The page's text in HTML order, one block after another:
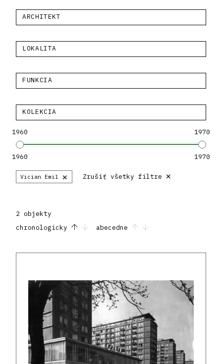
ARCHITEKT
LOKALITA
FUNKCIA
KOLEKCIA
1960 1970
1960 1970
Vician Emil × Zrušiť všetky filtre ×
2 objekty
chronologicky
abecedne